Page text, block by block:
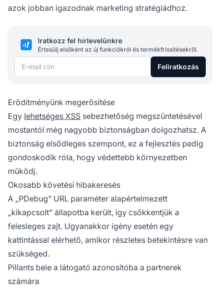
azok jobban igazodnak marketing stratégiádhoz.
Iratkozz fel hírlevelünkre
Értesülj elsőként az új funkciókról és termékfrissítésekről.
E-mail cím Feliratkozás
Erődítményünk megerősítése
Egy lehetséges XSS sebezhetőség megszüntetésével
mostantól még nagyobb biztonságban dolgozhatsz. A
biztonság elsődleges szempont, ez a fejlesztés pedig
gondoskodik róla, hogy védettebb környezetben
működj.
Okosabb követési hibakeresés
A „PDebug” URL paraméter alapértelmezett
„kikapcsolt” állapotba került, így csökkentjük a
felesleges zajt. Ugyanakkor igény esetén egy
kattintással elérhető, amikor részletes betekintésre van
szükséged.
Pillants bele a látogató azonosítóba a partnerek
számára